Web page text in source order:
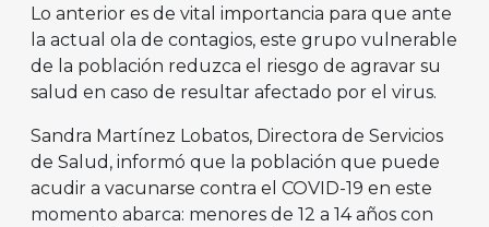
Lo anterior es de vital importancia para que ante
la actual ola de contagios, este grupo vulnerable
de la población reduzca el riesgo de agravar su
salud en caso de resultar afectado por el virus.
Sandra Martínez Lobatos, Directora de Servicios
de Salud, informó que la población que puede
acudir a vacunarse contra el COVID-19 en este
momento abarca: menores de 12 a 14 años con